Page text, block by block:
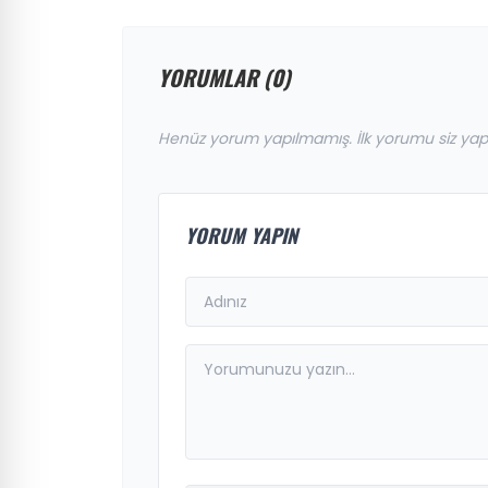
YORUMLAR (0)
Henüz yorum yapılmamış. İlk yorumu siz
YORUM YAPIN